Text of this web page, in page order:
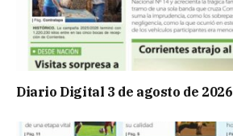
Diario Digital 3 de agosto de 2026